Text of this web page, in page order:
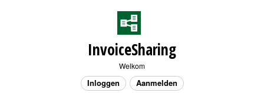
InvoiceSharing
Welkom
Inloggen Aanmelden